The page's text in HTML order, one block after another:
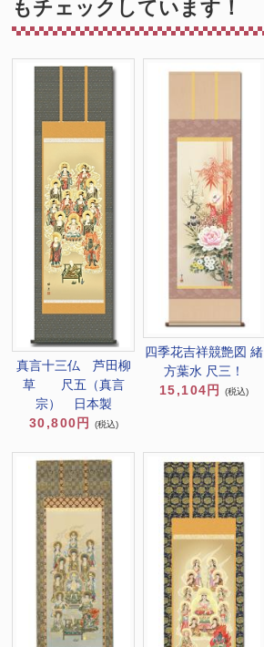
もチェックしています！
真言十三仏 芦田柳
草 尺五（真言
宗） 日本製
30,800円
(税込)
四季花吉祥競艶図 緒
方葉水 尺三！
15,104円
(税込)